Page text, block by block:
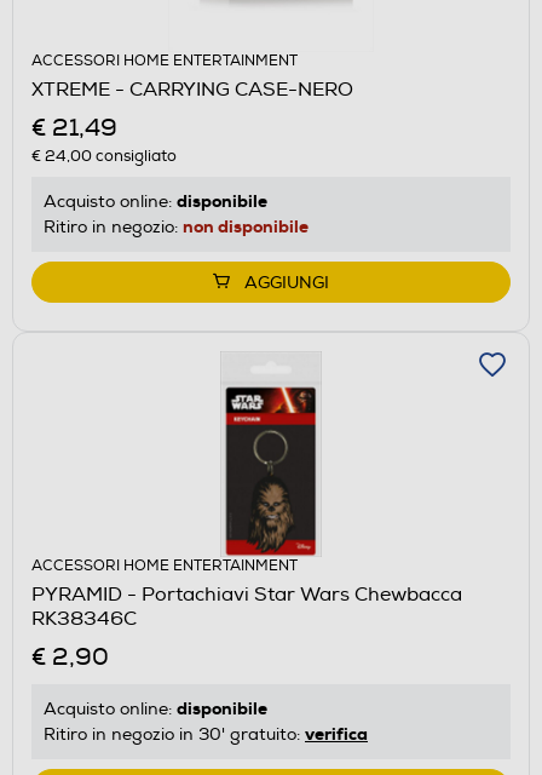
ACCESSORI HOME ENTERTAINMENT
XTREME - CARRYING CASE-NERO
€ 21,49
€ 24,00consigliato
Acquisto online: disponibile
Ritiro in negozio: non disponibile
AGGIUNGI
ACCESSORI HOME ENTERTAINMENT
PYRAMID - Portachiavi Star Wars Chewbacca
RK38346C
€ 2,90
Acquisto online: disponibile
Ritiro in negozio in 30' gratuito: verifica